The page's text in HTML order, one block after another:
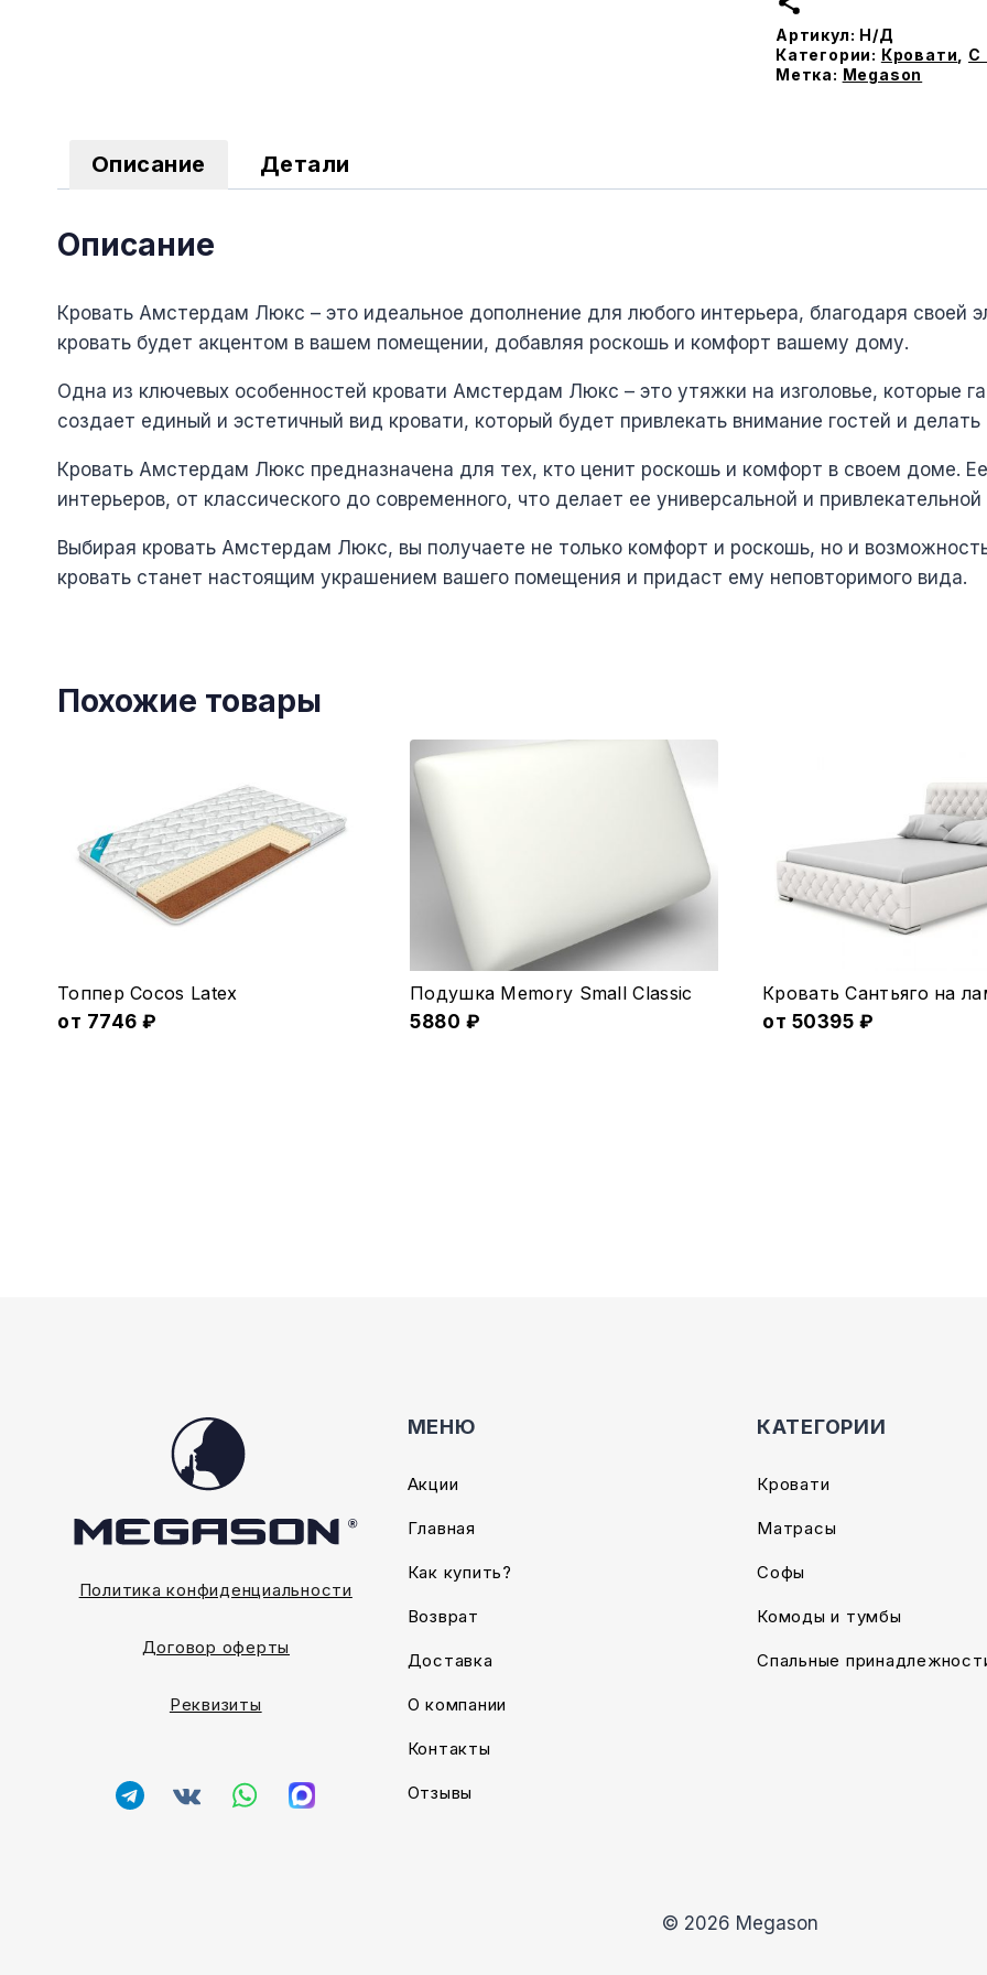
Люкс
с
ортопедическим
Артикул: Н/Д
Категории: Кровати
С
Метка: Megason
Описание Детали
Описание
Кровать Амстердам Люкс – это идеальное дополнение для любого интерьера, благодаря своей
кровать будет акцентом в вашем помещении, добавляя роскошь и комфорт вашему дому.
Одна из ключевых особенностей кровати Амстердам Люкс – это утяжки на изголовье, которые
создает единый и эстетичный вид кровати, который будет привлекать внимание гостей и
Кровать Амстердам Люкс предназначена для тех, кто ценит роскошь и комфорт в своем доме.
интерьеров, от классического до современного, что делает ее универсальной и
Выбирая кровать Амстердам Люкс, вы получаете не только комфорт и роскошь, но и
кровать станет настоящим украшением вашего помещения и придаст ему неповторимого вида.
Похожие товары
Этот
товар
Топпер Cocos Latex
от 7746 ₽
Подушка Memory Small Classic
5880 ₽
Этот
товар
Кровать Сантьяго на
от 50395 ₽
Политика конфиденциальности
Договор оферты
Реквизиты
МЕНЮ
Акции
Главная
Как купить?
Возврат
Доставка
О компании
Контакты
Отзывы
КАТЕГОРИИ
Кровати
Матрасы
Софы
Комоды и тумбы
Спальные
© 2026 Megason